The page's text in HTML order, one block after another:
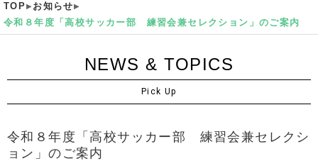
TOP
お知らせ
令和８年度「高校サッカー部 練習会兼セレクション」のご案内
NEWS & TOPICS
Pick Up
令和８年度「高校サッカー部 練習会兼セレクシ
ョン」のご案内